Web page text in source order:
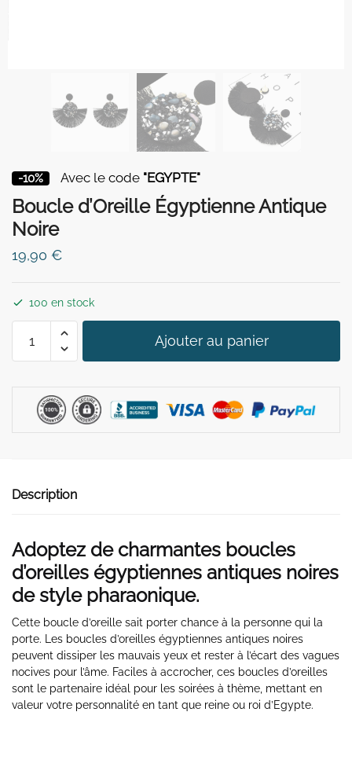
-10% Avec le code "EGYPTE"
Boucle d’Oreille Égyptienne Antique
Noire
19,90 €
100 en stock
Égyptienne
Antique
Ajouter au panier
Description
Adoptez de charmantes boucles
d’oreilles égyptiennes antiques noires
de style pharaonique.
Cette boucle d’oreille sait porter chance à la personne qui la
porte. Les boucles d’oreilles égyptiennes antiques noires
peuvent dissiper les mauvais yeux et rester à l’écart des vagues
nocives pour l’âme. Faciles à accrocher, ces boucles d’oreilles
sont le partenaire idéal pour les soirées à thème, mettant en
valeur votre personnalité en tant que reine ou roi d’Egypte.